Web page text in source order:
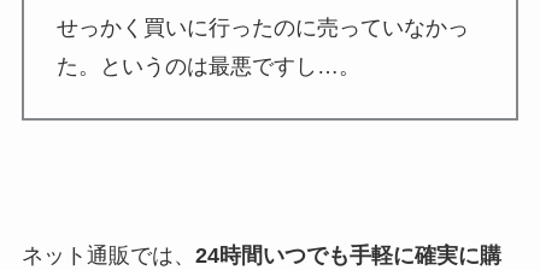
せっかく買いに行ったのに売っていなかっ
た。というのは最悪ですし…。
ネット通販では、 24時間いつでも手軽に確実に購